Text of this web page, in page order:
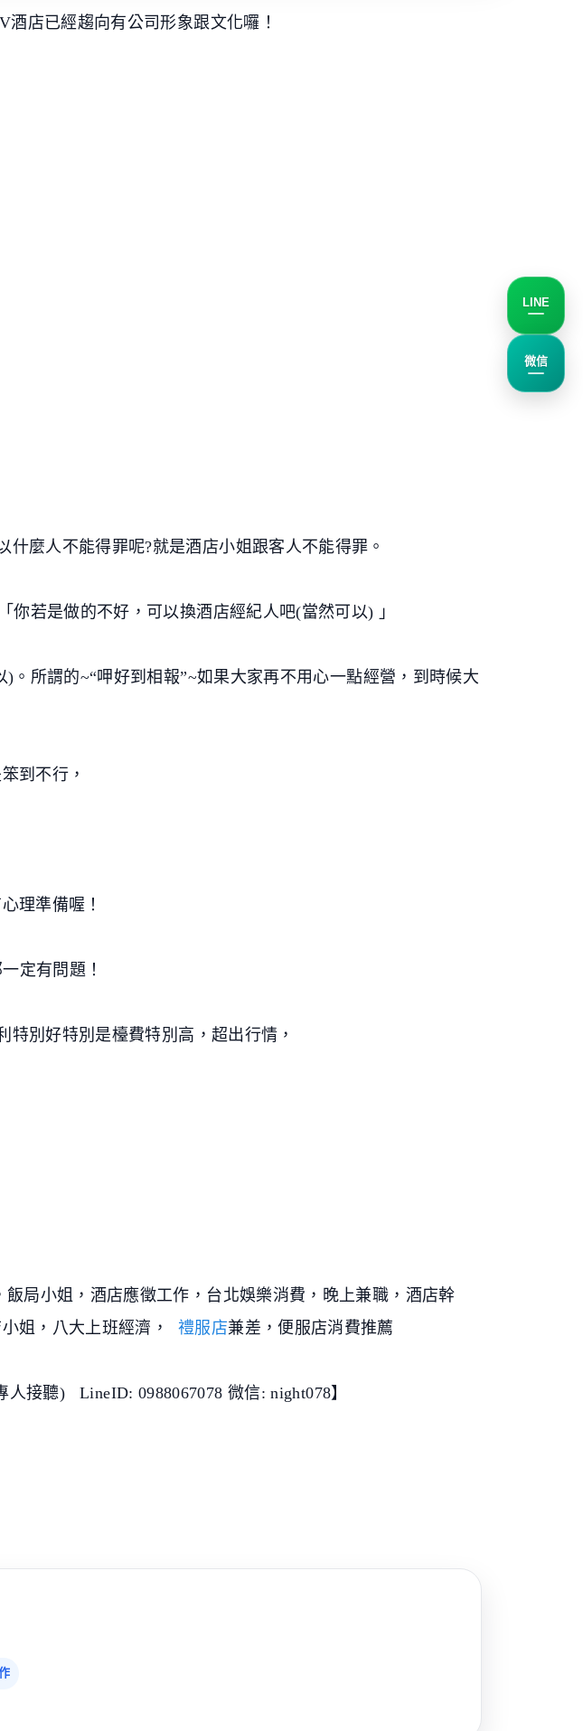
店已經趨向有公司形象跟文化囉！
什麼人不能得罪呢?就是酒店小姐跟客人不能得罪。
若是做的不好，可以換酒店經紀人吧(當然可以) 」
所謂的~“呷好到相報”~如果大家再不用心一點經營，到時候大
到不行，
理準備喔！
定有問題！
別好特別是檯費特別高，超出行情，
局小姐，酒店應徵工作，台北娛樂消費，晚上兼職，酒店幹
姐，八大上班經濟，
禮服店兼差，便服店消費推薦
人接聽) LineID: 0988067078 微信: night078】
LINE
微信